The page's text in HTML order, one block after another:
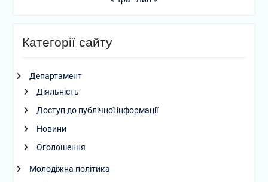
Категорії сайту
Департамент
Діяльність
Доступ до публічної інформації
Новини
Оголошення
Молодіжна політика